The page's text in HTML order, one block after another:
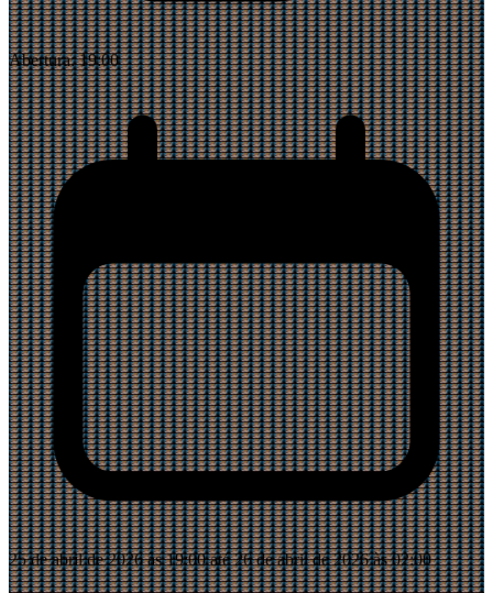
Abertura:19:00
25 de abril de 2026 às 19:00 até 26 de abril de 2026 às 02:00